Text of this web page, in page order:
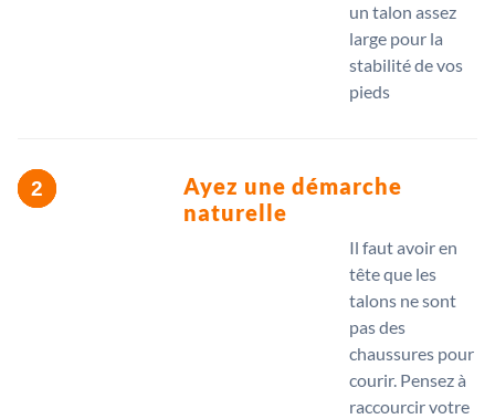
un talon assez
large pour la
stabilité de vos
pieds
Ayez une démarche
naturelle
Il faut avoir en
tête que les
talons ne sont
pas des
chaussures pour
courir. Pensez à
raccourcir votre